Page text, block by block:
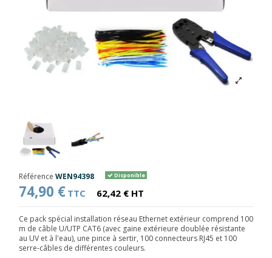
Référence WEN94398 Disponible
74,90 € TTC 62,42 € HT
Ce pack spécial installation réseau Ethernet extérieur comprend 100
m de câble U/UTP CAT6 (avec gaine extérieure doublée résistante
au UV et à l'eau), une pince à sertir, 100 connecteurs RJ45 et 100
serre-câbles de différentes couleurs.